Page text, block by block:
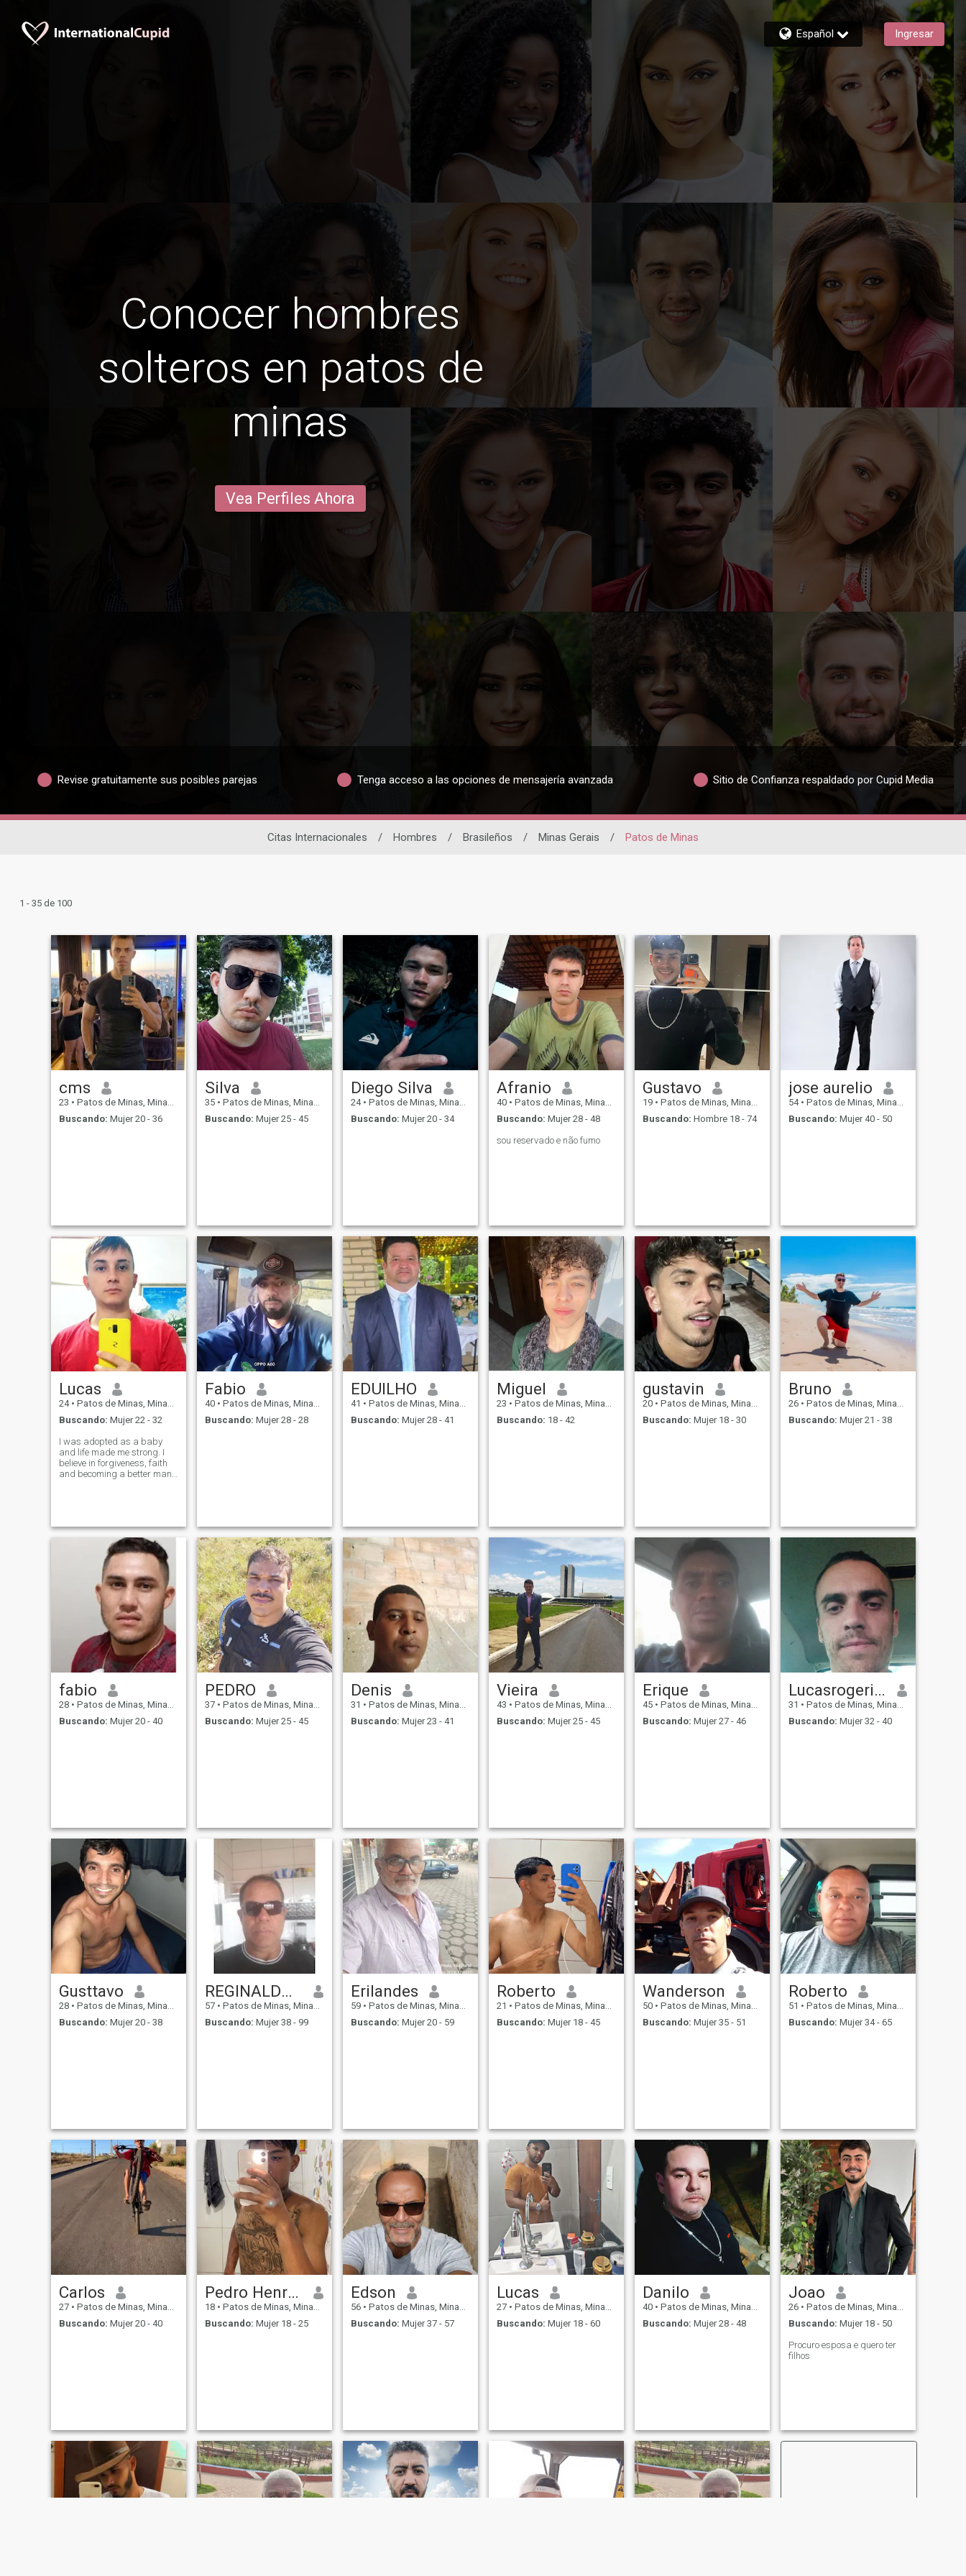
Español Ingresar
Conocer hombres
solteros en patos de
minas
Vea Perfiles Ahora
Revise gratuitamente sus posibles parejas Tenga acceso a las opciones de mensajería avanzada Sitio de Confianza respaldado por Cupid Media
Citas Internacionales / Hombres / Brasileños / Minas Gerais / Patos de Minas
1 - 35 de 100
cms
23 • Patos de Minas, Minas Gerais, Brasil
Buscando: Mujer 20 - 36
Silva
35 • Patos de Minas, Minas Gerais, Brasil
Buscando: Mujer 25 - 45
Diego Silva
24 • Patos de Minas, Minas Gerais, Brasil
Buscando: Mujer 20 - 34
Afranio
40 • Patos de Minas, Minas Gerais, Brasil
Buscando: Mujer 28 - 48
sou reservado e não fumo
Gustavo
19 • Patos de Minas, Minas Gerais, Brasil
Buscando: Hombre 18 - 74
jose aurelio
54 • Patos de Minas, Minas Gerais, Brasil
Buscando: Mujer 40 - 50
Lucas
24 • Patos de Minas, Minas Gerais, Brasil
Buscando: Mujer 22 - 32
I was adopted as a baby
and life made me strong. I
believe in forgiveness, faith
and becoming a better man
Fabio
40 • Patos de Minas, Minas Gerais, Brasil
Buscando: Mujer 28 - 28
EDUILHO
41 • Patos de Minas, Minas Gerais, Brasil
Buscando: Mujer 28 - 41
Miguel
23 • Patos de Minas, Minas Gerais, Brasil
Buscando: 18 - 42
gustavin
20 • Patos de Minas, Minas Gerais, Brasil
Buscando: Mujer 18 - 30
Bruno
26 • Patos de Minas, Minas Gerais, Brasil
Buscando: Mujer 21 - 38
fabio
28 • Patos de Minas, Minas Gerais, Brasil
Buscando: Mujer 20 - 40
PEDRO
37 • Patos de Minas, Minas Gerais, Brasil
Buscando: Mujer 25 - 45
Denis
31 • Patos de Minas, Minas Gerais, Brasil
Buscando: Mujer 23 - 41
Vieira
43 • Patos de Minas, Minas Gerais, Brasil
Buscando: Mujer 25 - 45
Erique
45 • Patos de Minas, Minas Gerais, Brasil
Buscando: Mujer 27 - 46
Lucasrogeriogoulart
31 • Patos de Minas, Minas Gerais, Brasil
Buscando: Mujer 32 - 40
Gusttavo
28 • Patos de Minas, Minas Gerais, Brasil
Buscando: Mujer 20 - 38
REGINALDO ANDRE BERNARDES
57 • Patos de Minas, Minas Gerais, Brasil
Buscando: Mujer 38 - 99
Erilandes
59 • Patos de Minas, Minas Gerais, Brasil
Buscando: Mujer 20 - 59
Roberto
21 • Patos de Minas, Minas Gerais, Brasil
Buscando: Mujer 18 - 45
Wanderson
50 • Patos de Minas, Minas Gerais, Brasil
Buscando: Mujer 35 - 51
Roberto
51 • Patos de Minas, Minas Gerais, Brasil
Buscando: Mujer 34 - 65
Carlos
27 • Patos de Minas, Minas Gerais, Brasil
Buscando: Mujer 20 - 40
Pedro Henrique
18 • Patos de Minas, Minas Gerais, Brasil
Buscando: Mujer 18 - 25
Edson
56 • Patos de Minas, Minas Gerais, Brasil
Buscando: Mujer 37 - 57
Lucas
27 • Patos de Minas, Minas Gerais, Brasil
Buscando: Mujer 18 - 60
Danilo
40 • Patos de Minas, Minas Gerais, Brasil
Buscando: Mujer 28 - 48
Joao
26 • Patos de Minas, Minas Gerais, Brasil
Buscando: Mujer 18 - 50
Procuro esposa e quero ter
filhos